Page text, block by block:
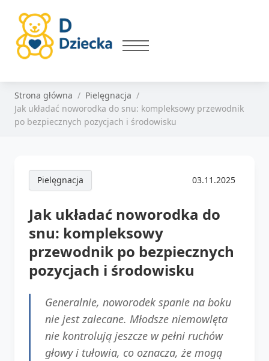
Strona główna
Pielęgnacja
Jak układać noworodka do snu: kompleksowy przewodnik
po bezpiecznych pozycjach i środowisku
Pielęgnacja 03.11.2025
Jak układać noworodka do
snu: kompleksowy
przewodnik po bezpiecznych
pozycjach i środowisku
Generalnie, noworodek spanie na boku
nie jest zalecane. Młodsze niemowlęta
nie kontrolują jeszcze w pełni ruchów
głowy i tułowia, co oznacza, że mogą